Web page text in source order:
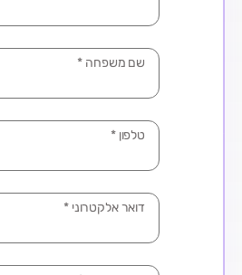
שם משפחה *
טלפון*
דואר אלקטרוני*